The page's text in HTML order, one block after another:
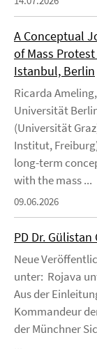
A Conceptual
of Mass
Istanbul, Berlin
Ricarda
Universität
(Universität
Institut,
long-term
with the mass ...
09.06.2026
PD Dr.
Neue
unter: Rojava
Aus der
Kommandeur
der Münchner